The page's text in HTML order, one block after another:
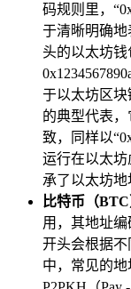
码规则里，
于清晰明确地
头的以太坊钱
于以太坊区块
的典型代表
致，同样以
运行在以太
承了以太坊地
比特币（BTC
用，其地址编
开头会根据
中，常见的地